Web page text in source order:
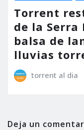
Torrent
de la Serra
balsa de
lluvias
torrent al dia
Deja un